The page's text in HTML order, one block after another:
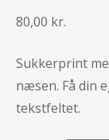
80,00 kr.
Sukkerprint
næsen. Få din
tekstfeltet.